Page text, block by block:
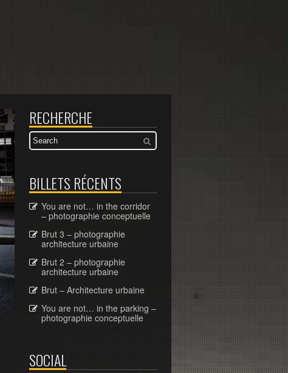
RECHERCHE
BILLETS RÉCENTS
You are not… in the corridor
– photographie conceptuelle
Brut 3 – photographie
architecture urbaine
Brut 2 – photographie
architecture urbaine
Brut – Architecture urbaine
You are not… in the parking –
photographie conceptuelle
SOCIAL